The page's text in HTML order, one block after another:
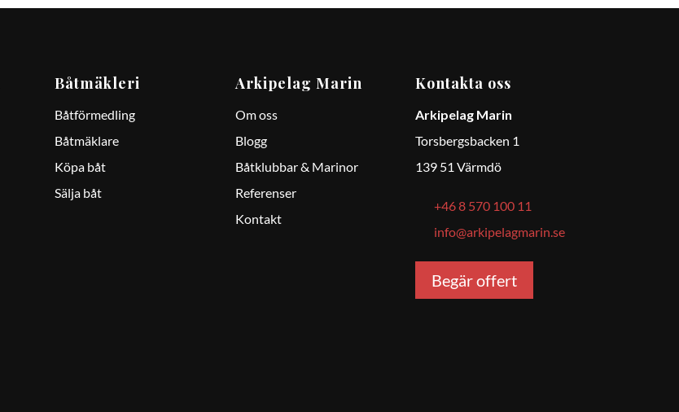
Båtmäkleri
Båtförmedling
Båtmäklare
Köpa båt
Sälja båt
Arkipelag Marin
Om oss
Blogg
Båtklubbar & Marinor
Referenser
Kontakt
Kontakta oss
Arkipelag Marin
Torsbergsbacken 1
139 51 Värmdö
+46 8 570 100 11
info@arkipelagmarin.se
Begär offert